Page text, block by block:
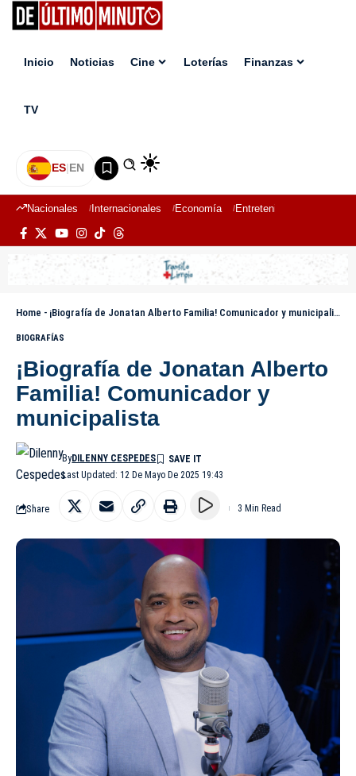
Inicio Noticias Cine Loterías Finanzas
TV
ES|EN
Nacionales Internacionales Economía Entretenimiento
Home - ¡Biografía de Jonatan Alberto Familia! Comunicador y municipalista
BIOGRAFÍAS
¡Biografía de Jonatan Alberto
Familia! Comunicador y
municipalista
Last Updated: 12 De Mayo De 2025 19:43
ByDILENNY CESPEDES
Share 3 Min Read